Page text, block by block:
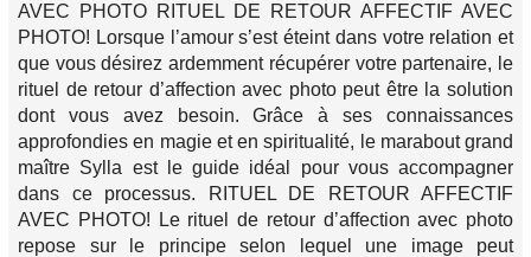
AVEC PHOTO RITUEL DE RETOUR AFFECTIF AVEC
PHOTO! Lorsque l’amour s’est éteint dans votre relation et
que vous désirez ardemment récupérer votre partenaire, le
rituel de retour d’affection avec photo peut être la solution
dont vous avez besoin. Grâce à ses connaissances
approfondies en magie et en spiritualité, le marabout grand
maître Sylla est le guide idéal pour vous accompagner
dans ce processus. RITUEL DE RETOUR AFFECTIF
AVEC PHOTO! Le rituel de retour d’affection avec photo
repose sur le principe selon lequel une image peut